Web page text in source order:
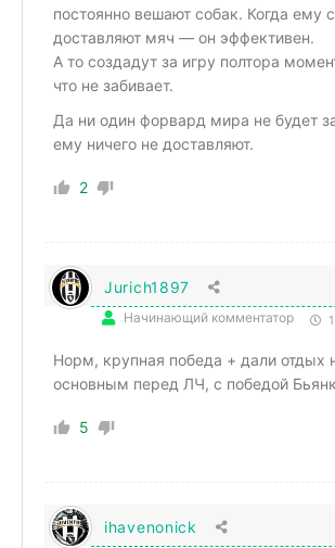
постоянно вешают собак. Когда ему
доставляют мяч — он эффективен.
А то создадут за игру полтора
что не забивает.
Да ни один форвард мира не будет
ему ничего не доставляют.
2
Jurich1897
Начинающий комментатор
Норм, крупная победа + дали отдых
основным перед ЛЧ, с победой
5
ihavenonick